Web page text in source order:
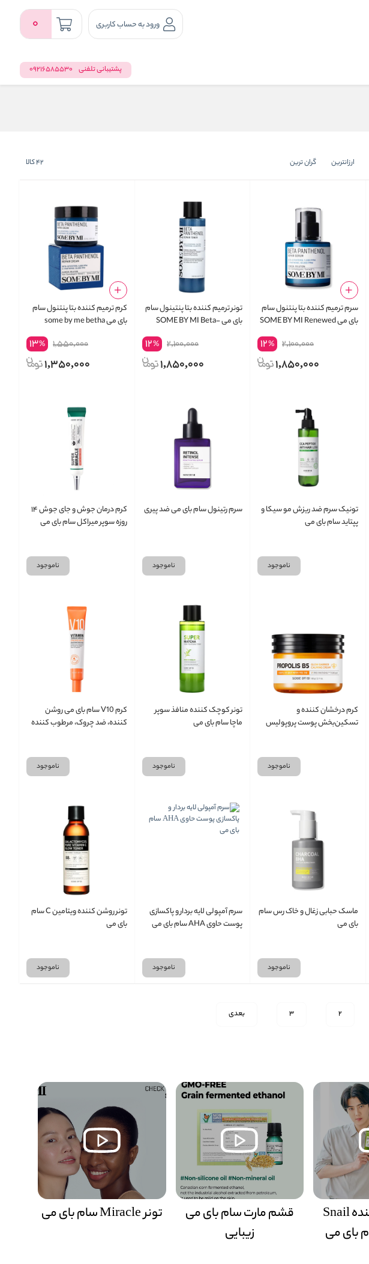
ورود به حساب کاربری 0
پشتیبانی تلفنی 09216585530
ارزانترین گران ترین 42کالا
سرم ترمیم کننده بتا پنتنول سام
بای می SOME BY MI Renewed
Beta-Panthenol Repair Serum
2,100,000
12%
1,850,000
تونر ترمیم کننده بتا پنتینول سام
بای می SOME BY MI Beta-
Panthenol Repair Toner 150ml
2,100,000
12%
1,850,000
کرم ترمیم کننده بتا پنتنول سام
بای می some by me betha
1,550,000
13%
1,350,000
تونیک سرم ضد ریزش مو سیکا و
پپتاید سام بای می
ناموجود
سرم رتینول سام بای می ضد پیری
ناموجود
کرم درمان جوش و جای جوش ۱۴
روزه سوپر میراکل سام بای می
ناموجود
کرم درخشان کننده و
تسکین‌بخش پوست پروپولیس
ناموجود
تونر کوچک کننده منافذ سوپر
ماچا سام بای می
ناموجود
کرم V10 سام بای می روشن
کننده، ضد چروک، مرطوب کننده
ناموجود
ماسک حبابی زغال و خاک رس سام
بای می
ناموجود
سرم آمپولی لایه بردار و پاکسازی
پوست حاوی AHA سام بای می
ناموجود
تونر روشن کننده ویتامین C سام
بای می
ناموجود
2
3 بعدی
سرم ترمیم کننده Snail
قشم مارت سام بای می
زیبایی
تونر Miracle سام بای می